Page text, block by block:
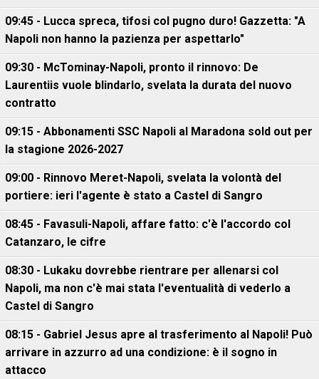
09:45 - Lucca spreca, tifosi col pugno duro! Gazzetta: "A
Napoli non hanno la pazienza per aspettarlo"
09:30 - McTominay-Napoli, pronto il rinnovo: De
Laurentiis vuole blindarlo, svelata la durata del nuovo
contratto
09:15 - Abbonamenti SSC Napoli al Maradona sold out per
la stagione 2026-2027
09:00 - Rinnovo Meret-Napoli, svelata la volontà del
portiere: ieri l'agente è stato a Castel di Sangro
08:45 - Favasuli-Napoli, affare fatto: c'è l'accordo col
Catanzaro, le cifre
08:30 - Lukaku dovrebbe rientrare per allenarsi col
Napoli, ma non c'è mai stata l'eventualità di vederlo a
Castel di Sangro
08:15 - Gabriel Jesus apre al trasferimento al Napoli! Può
arrivare in azzurro ad una condizione: è il sogno in
attacco